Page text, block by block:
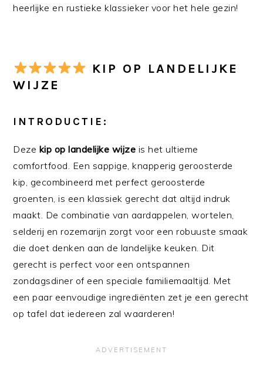
heerlijke en rustieke klassieker voor het hele gezin!
KIP OP LANDELIJKE
WIJZE
INTRODUCTIE:
Deze kip op landelijke wijze is het ultieme
comfortfood. Een sappige, knapperig geroosterde
kip, gecombineerd met perfect geroosterde
groenten, is een klassiek gerecht dat altijd indruk
maakt. De combinatie van aardappelen, wortelen,
selderij en rozemarijn zorgt voor een robuuste smaak
die doet denken aan de landelijke keuken. Dit
gerecht is perfect voor een ontspannen
zondagsdiner of een speciale familiemaaltijd. Met
een paar eenvoudige ingrediënten zet je een gerecht
op tafel dat iedereen zal waarderen!